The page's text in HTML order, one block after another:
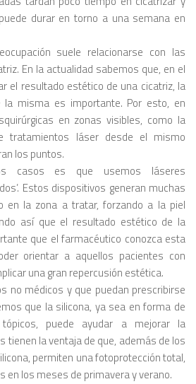
durar en torno a una semana en
suele relacionarse con las
En la actualidad sabemos que, en el
el resultado estético de una cicatriz, la
la misma es importante. Por esto, en
en zonas visibles, como la
tratamientos láser desde el mismo
los puntos.
casos es que usemos láseres
. Estos dispositivos generan muchas
en la zona a tratar, forzando a la piel
así que el resultado estético de la
que el farmacéutico conozca esta
orientar a aquellos pacientes con
una gran repercusión estética.
no médicos y que puedan prescribirse
que la silicona, ya sea en forma de
puede ayudar a mejorar la
tienen la ventaja de que, además de los
permiten una fotoprotección total,
en los meses de primavera y verano.